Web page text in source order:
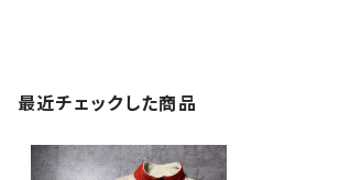
最近チェックした商品